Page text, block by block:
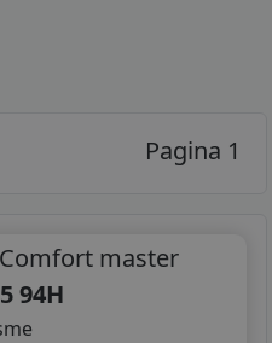
Pagina 1
Comfort master
94H